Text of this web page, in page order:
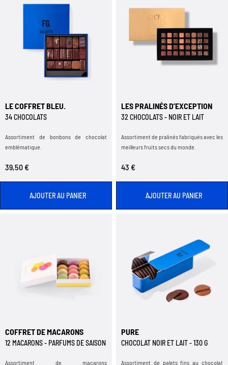
LE COFFRET BLEU.
34 CHOCOLATS
Assortiment de bonbons de chocolat
emblématique.
39,50 €
AJOUTER AU PANIER
LES PRALINÉS D’EXCEPTION
32 CHOCOLATS - NOIR ET LAIT
Assortiment de pralinés fabriqués avec les
meilleurs fruits secs du monde.
43 €
AJOUTER AU PANIER
COFFRET DE MACARONS
12 MACARONS - PARFUMS DE SAISON
Assortiment de macarons
PURE
CHOCOLAT NOIR ET LAIT - 130 G
Assortiment de palets fins au chocolat